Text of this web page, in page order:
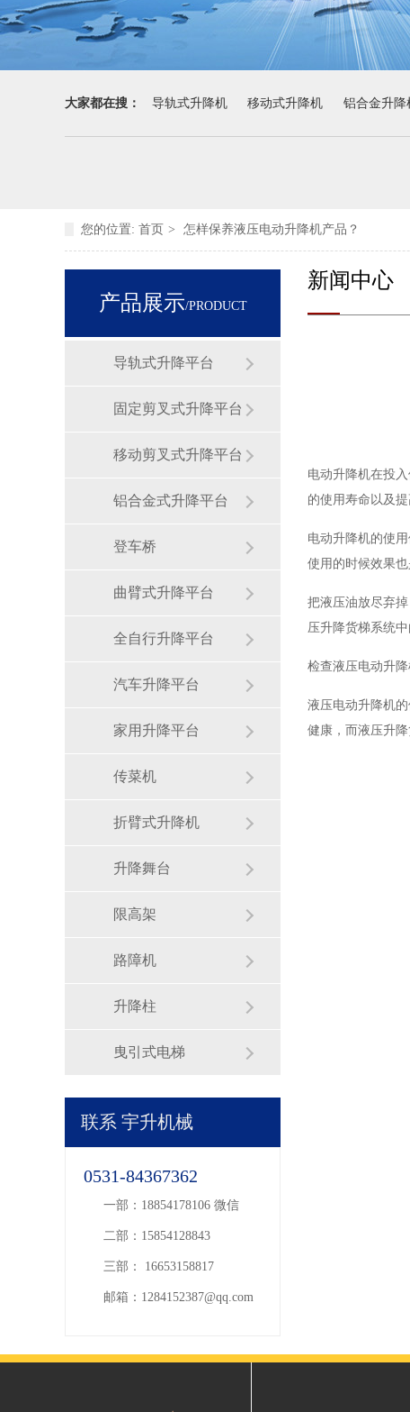
大家都在搜： 导轨式升降机 移动式升降机 铝合金升降
您的位置: 首页 > 怎样保养液压电动升降机产品？
产品展示/PRODUCT
导轨式升降平台
固定剪叉式升降平台
移动剪叉式升降平台
铝合金式升降平台
登车桥
曲臂式升降平台
全自行升降平台
汽车升降平台
家用升降平台
传菜机
折臂式升降机
升降舞台
限高架
路障机
升降柱
曳引式电梯
联系 宇升机械
0531-84367362
一部：18854178106 微信
二部：15854128843
三部： 16653158817
邮箱：1284152387@qq.com
新闻中心
电动升降机在投
的使用寿命以及
电动升降机的使
使用的时候效果也
把液压油放尽弃
压升降货梯系统
检查液压电动升
液压电动升降机
健康，而液压升